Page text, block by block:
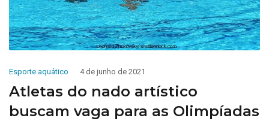
Esporte aquático 4 de junho de 2021
Atletas do nado artístico
buscam vaga para as Olimpíadas